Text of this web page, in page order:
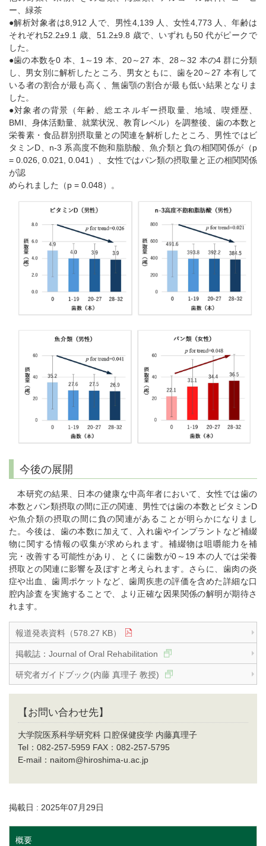
ー、緑茶
●解析対象者は8,912 人で、男性4,139 人、女性4,773 人、年齢は
それぞれ52.2±9.1 歳、51.2±9.8 歳で、いずれも50 代がピークで
した。
●歯の本数を0 本、1～19 本、20～27 本、28～32 本の4 群に分類
し、男女別に解析したところ、男女ともに、歯を20～27 本有して
いる者の割合が最も高く、無歯顎の割合が最も低い結果となりま
した。
●対象者の背景（年齢、総エネルギー摂取量、地域、喫煙歴、
BMI、身体活動量、就業状況、教育レベル）を調整後、歯の本数と
栄養素・食品群別摂取量との関連を解析したところ、男性ではビ
タミンD、n-3 系高度不飽和脂肪酸、魚介類と負の相関関係が（p
= 0.026, 0.021, 0.041）、女性ではパン類の摂取量と正の相関関係
が認
められました（p = 0.048）。
今後の展開
本研究の結果、日本の健康な中高年者において、女性では歯の
本数とパン類摂取の間に正の関連、男性では歯の本数とビタミンD
や魚介類の摂取の間に負の関連があることが明らかになりまし
た。今後は、歯の本数に加えて、入れ歯やインプラントなど補綴
物に関する情報の収集が求められます。補綴物は咀嚼能力を補
完・改善する可能性があり、とくに歯数が0～19 本の人では栄養
摂取との関連に影響を及ぼすと考えられます。さらに、歯肉の炎
症や出血、歯周ポケットなど、歯周疾患の評価を含めた詳細な口
腔内診査を実施することで、より正確な因果関係の解明が期待さ
れます。
報道発表資料（578.27 KB）
掲載誌：Journal of Oral Rehabilitation
研究者ガイドブック(内藤 真理子 教授)
【お問い合わせ先】
大学院医系科学研究科 口腔保健疫学 内藤真理子
Tel：082-257-5959 FAX：082-257-5795
E-mail：naitom@hiroshima-u.ac.jp
掲載日 : 2025年07月29日
概要